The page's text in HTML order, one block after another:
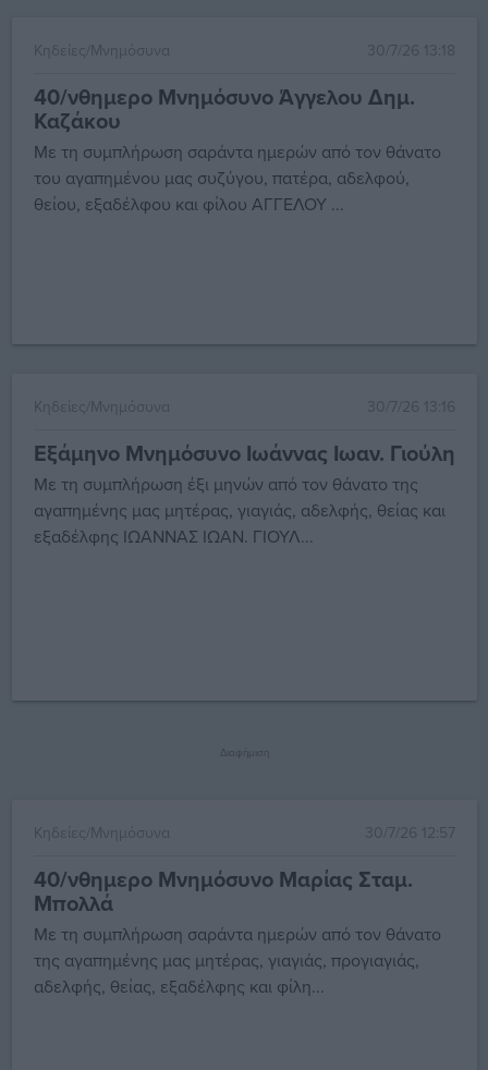
Κηδείες/Μνημόσυνα 30/7/26 13:18
40/νθημερο Μνημόσυνο Άγγελου Δημ.
Καζάκου
Με τη συμπλήρωση σαράντα ημερών από τον θάνατο
του αγαπημένου μας συζύγου, πατέρα, αδελφού,
θείου, εξαδέλφου και φίλου ΑΓΓΕΛΟΥ ...
Κηδείες/Μνημόσυνα 30/7/26 13:16
Εξάμηνο Μνημόσυνο Ιωάννας Ιωαν. Γιούλη
Με τη συμπλήρωση έξι μηνών από τον θάνατο της
αγαπημένης μας μητέρας, γιαγιάς, αδελφής, θείας και
εξαδέλφης ΙΩΑΝΝΑΣ ΙΩΑΝ. ΓΙΟΥΛ...
Διαφήμιση
Κηδείες/Μνημόσυνα 30/7/26 12:57
40/νθημερο Μνημόσυνο Μαρίας Σταμ.
Μπολλά
Με τη συμπλήρωση σαράντα ημερών από τον θάνατο
της αγαπημένης μας μητέρας, γιαγιάς, προγιαγιάς,
αδελφής, θείας, εξαδέλφης και φίλη...